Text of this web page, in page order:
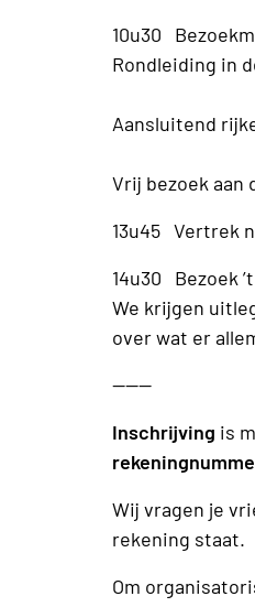
10u30
Rondleiding in
Aansluitend
Vrij bezoek aan
13u45 Vertrek
14u30 Bezoek
We krijgen
over wat er
------
Inschrijving is
Wij vragen je
rekening staat.
Om